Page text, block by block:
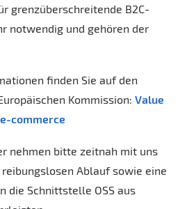
grenzüberschreitende B2C-
notwendig und gehören der
finden Sie auf den
Kommission: Value
commerce
nehmen bitte zeitnah mit uns
Ablauf sowie eine
die Schnittstelle OSS aus